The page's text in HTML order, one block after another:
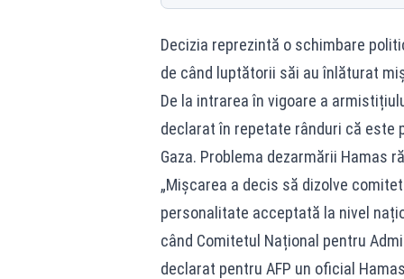
Decizia reprezintă o schimbare
de când luptătorii săi au înlăturat
De la intrarea în vigoare a
declarat în repetate rânduri că este
Gaza. Problema dezarmării Hamas
„Mișcarea a decis să dizolve
personalitate acceptată la nivel
când Comitetul Național pentru
declarat pentru AFP un oficial